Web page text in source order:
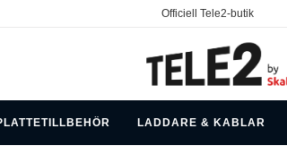
Officiell Tele2-butik
LADDARE & KABLAR